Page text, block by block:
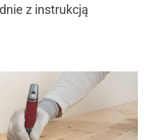
z instrukcją